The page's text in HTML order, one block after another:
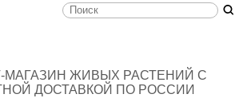
МАГАЗИН ЖИВЫХ РАСТЕНИЙ С
ДОСТАВКОЙ ПО РОССИИ